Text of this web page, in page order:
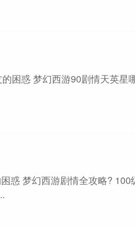
困惑 梦幻西游90剧情天英星
惑 梦幻西游剧情全攻略?